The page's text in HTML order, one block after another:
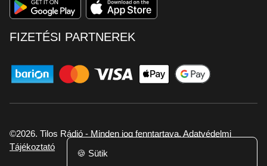
FIZETÉSI PARTNEREK
©2026. Tilos Rádió - Minden jog fenntartava. Adatvédelmi
Tájékoztató
🍪 Sütik